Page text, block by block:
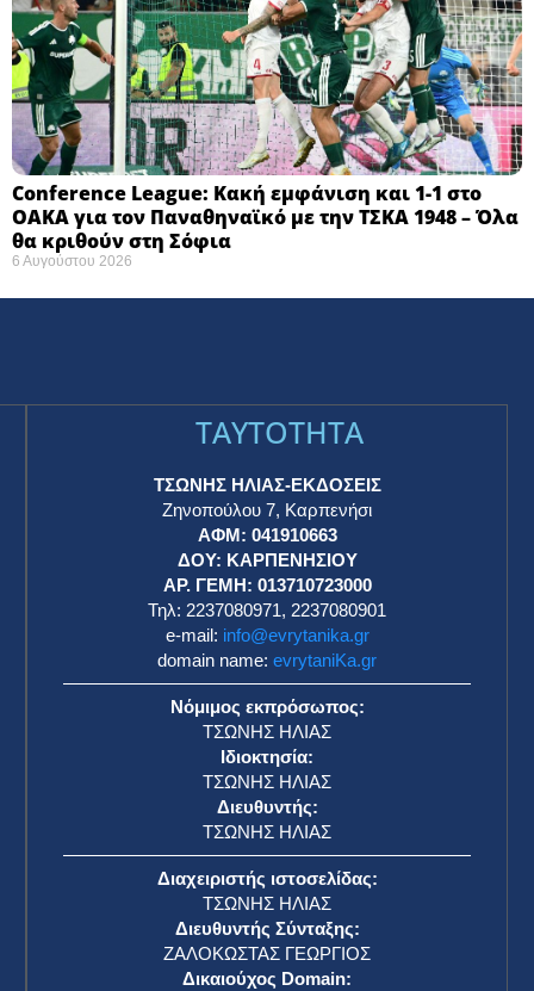
Conference League: Κακή εμφάνιση και 1-1 στο
ΟΑΚΑ για τον Παναθηναϊκό με την ΤΣΚΑ 1948 – Όλα
θα κριθούν στη Σόφια ​
6 Αυγούστου 2026
TAYTOTHTA
ΤΣΩΝΗΣ ΗΛΙΑΣ-ΕΚΔΟΣΕΙΣ
Ζηνοπούλου 7, Καρπενήσι
ΑΦΜ: 041910663
ΔΟΥ: ΚΑΡΠΕΝΗΣΙΟΥ
ΑΡ. ΓΕΜΗ: 013710723000
Τηλ: 2237080971, 2237080901
e-mail: info@evrytanika.gr
domain name: evrytaniKa.gr
Νόμιμος εκπρόσωπος:
ΤΣΩΝΗΣ ΗΛΙΑΣ
Ιδιοκτησία:
ΤΣΩΝΗΣ ΗΛΙΑΣ
Διευθυντής:
ΤΣΩΝΗΣ ΗΛΙΑΣ
Διαχειριστής ιστοσελίδας:
ΤΣΩΝΗΣ ΗΛΙΑΣ
Διευθυντής Σύνταξης:
ΖΑΛΟΚΩΣΤΑΣ ΓΕΩΡΓΙΟΣ
Δικαιούχος Domain: